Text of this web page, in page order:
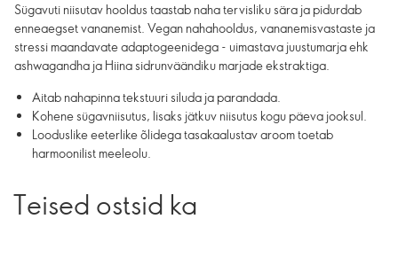
Sügavuti niisutav hooldus taastab naha tervisliku sära ja pidurdab
enneaegset vananemist. Vegan nahahooldus, vananemisvastaste ja
stressi maandavate adaptogeenidega - uimastava juustumarja ehk
ashwagandha ja Hiina sidrunväändiku marjade ekstraktiga.
Aitab nahapinna tekstuuri siluda ja parandada.
Kohene sügavniisutus, lisaks jätkuv niisutus kogu päeva jooksul.
Looduslike eeterlike õlidega tasakaalustav aroom toetab
harmoonilist meeleolu.
Teised ostsid ka